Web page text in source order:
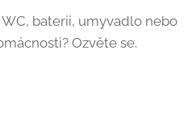
baterii, umyvadlo nebo
Ozvěte se.